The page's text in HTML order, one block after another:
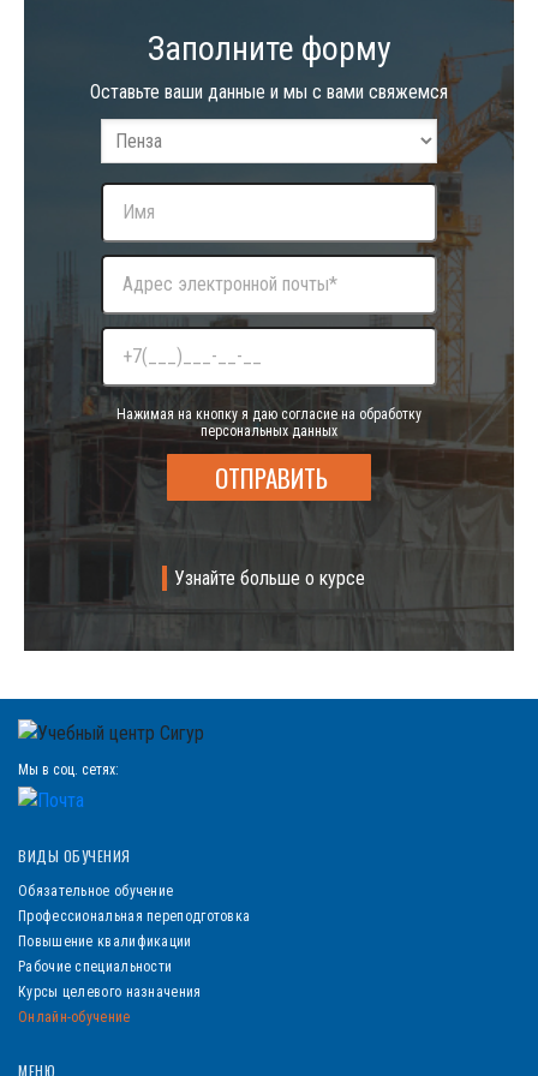
Узнайте больше о курсе
Заполните форму
Оставьте ваши данные и мы с вами свяжемся
Нажимая на кнопку я даю согласие на обработку
персональных данных
Мы в соц. сетях:
ВИДЫ ОБУЧЕНИЯ
Обязательное обучение
Профессиональная переподготовка
Повышение квалификации
Рабочие специальности
Курсы целевого назначения
Онлайн-обучение
МЕНЮ